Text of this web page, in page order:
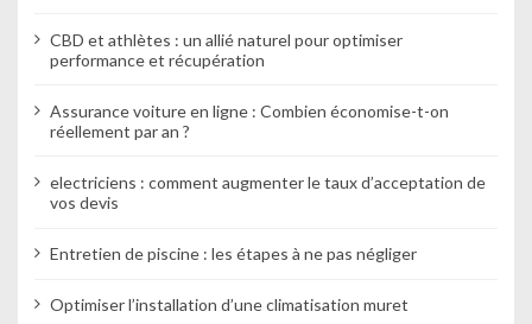
a
i
l
e
CBD et athlètes : un allié naturel pour optimiser
performance et récupération
Assurance voiture en ligne : Combien économise-t-on
réellement par an ?
electriciens : comment augmenter le taux d’acceptation de
vos devis
Entretien de piscine : les étapes à ne pas négliger
Optimiser l’installation d’une climatisation muret